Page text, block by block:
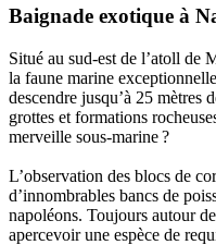
Baignade exotique à
Situé au sud-est de l’atoll de
la faune marine
descendre jusqu’à 25 mètres
grottes et formations
merveille sous-marine ?
L’observation des blocs de
d’innombrables bancs de
napoléons. Toujours autour
apercevoir une espèce de